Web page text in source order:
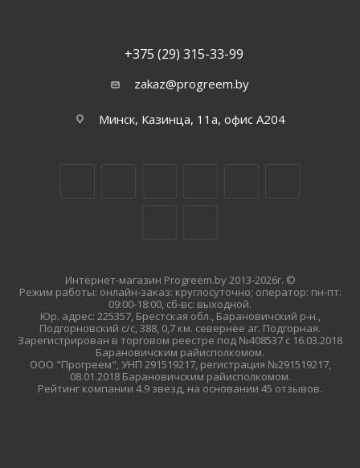
+375 (29) 315-33-99
zakaz@progreem.by
Минск, Казинца, 11а, офис А204
Интернет-магазин Progreem.by 2013-2026г. ©
Режим работы: онлайн-заказ: круглосуточно; оператор: пн-пт:
09:00-18:00, сб-вс: выходной.
Юр. адрес: 225357, Брестская обл., Барановичский р-н.,
Подгорновский с/с, 388, 0,7 км. севернее аг. Подгорная.
Зарегистрирован в торговом реестре под №408537 с 16.03.2018
Барановичским райисполкомом.
ООО "Прогреем", УНП 291519217, регистрация №291519217,
08.01.2018 Барановичским райисполкомом.
Рейтинг компании 4.9 звезд, на основании 45 отзывов.